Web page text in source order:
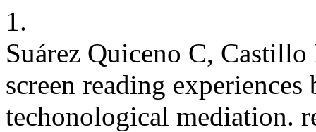
1.
Suárez Quiceno C,
screen reading
techonological mediation.